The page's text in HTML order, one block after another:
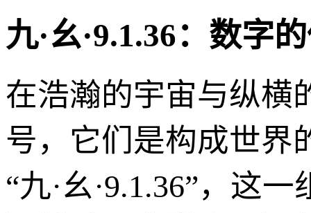
九·幺·9.1.36：数字
在浩瀚的宇宙与纵横
号，它们是构成世界
“九·幺·9.1.36”，这